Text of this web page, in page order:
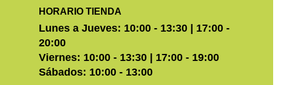
HORARIO TIENDA
Lunes a Jueves: 10:00 - 13:30 | 17:00 -
20:00
Viernes: 10:00 - 13:30 | 17:00 - 19:00
Sábados: 10:00 - 13:00